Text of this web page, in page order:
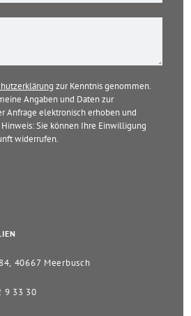
zur Kenntnis genommen.
Angaben und Daten zur
Anfrage elektronisch erhoben und
Sie können Ihre Einwilligung
widerrufen.
40667 Meerbusch
9 33 30